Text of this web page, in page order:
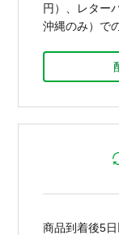
円）、レター
沖縄のみ）で
商品到着後5